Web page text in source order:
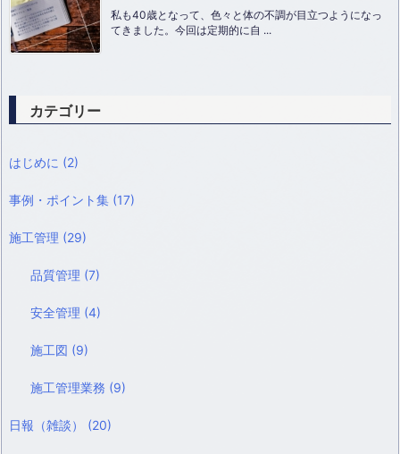
私も40歳となって、色々と体の不調が目立つようになっ
てきました。今回は定期的に自 ...
カテゴリー
はじめに (2)
事例・ポイント集 (17)
施工管理 (29)
品質管理 (7)
安全管理 (4)
施工図 (9)
施工管理業務 (9)
日報（雑談） (20)